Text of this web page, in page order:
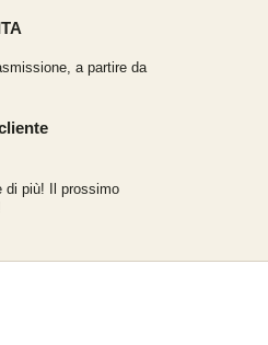
a partire da
di più! Il prossimo